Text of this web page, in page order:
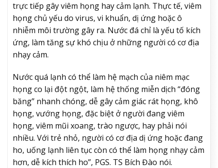
trực tiếp gây viêm họng hay cảm lạnh. Thực tế, viêm
họng chủ yếu do virus, vi khuẩn, dị ứng hoặc ô
nhiễm môi trường gây ra. Nước đá chỉ là yếu tố kích
ứng, làm tăng sự khó chịu ở những người có cơ địa
nhạy cảm.
Nước quá lạnh có thể làm hệ mạch của niêm mạc
họng co lại đột ngột, làm hệ thống miễn dịch “đóng
băng” nhanh chóng, dễ gây cảm giác rát họng, khô
họng, vướng họng, đặc biệt ở người đang viêm
họng, viêm mũi xoang, trào ngược, hay phải nói
nhiều. Với trẻ nhỏ, người có cơ địa dị ứng hoặc đang
ho, uống lạnh liên tục còn có thể làm họng nhạy cảm
hơn, dễ kích thích ho”, PGS. TS Bích Đào nói.